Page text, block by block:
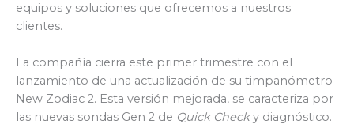
equipos y soluciones que ofrecemos a nuestros
clientes.
La compañía cierra este primer trimestre con el
lanzamiento de una actualización de su timpanómetro
New Zodiac 2. Esta versión mejorada, se caracteriza por
las nuevas sondas Gen 2 de Quick Checky diagnóstico.